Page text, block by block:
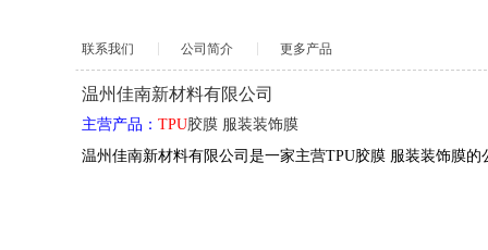
联系我们 公司简介 更多产品
温州佳南新材料有限公司
主营产品： TPU胶膜 服装装饰膜
温州佳南新材料有限公司是一家主营TPU胶膜 服装装饰膜的